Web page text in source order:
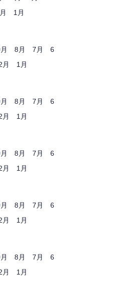
1月
8月 7月
6
月 1月
8月 7月
6
月 1月
8月 7月
6
月 1月
8月 7月
6
月 1月
8月 7月
6
月 1月